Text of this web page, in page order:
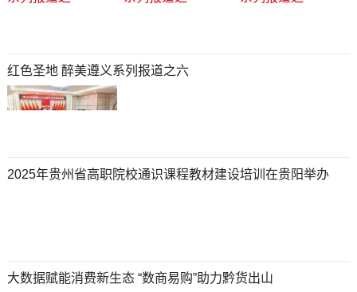
红色圣地 醉美遵义系列报道之六
2025年贵州省高职院校通识课程教材建设培训在贵阳举办
大数据赋能消费新生态 “数商易购”助力黔货出山